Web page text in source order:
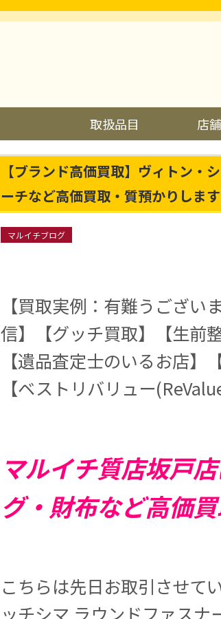
取扱品目 店
【ブランド高価買取】ヴィトン・
ーチなど高価買取・質預かりします
マルイチブログ
【買取実例：有難うござい
信】【グッチ買取】【生前
【遺品査定士のいるお店】
【ベストリバリュー
マルイチ質店坂戸
グ・財布など高価
こちらは先日お取引させて
ッチシマ ラウンドファス